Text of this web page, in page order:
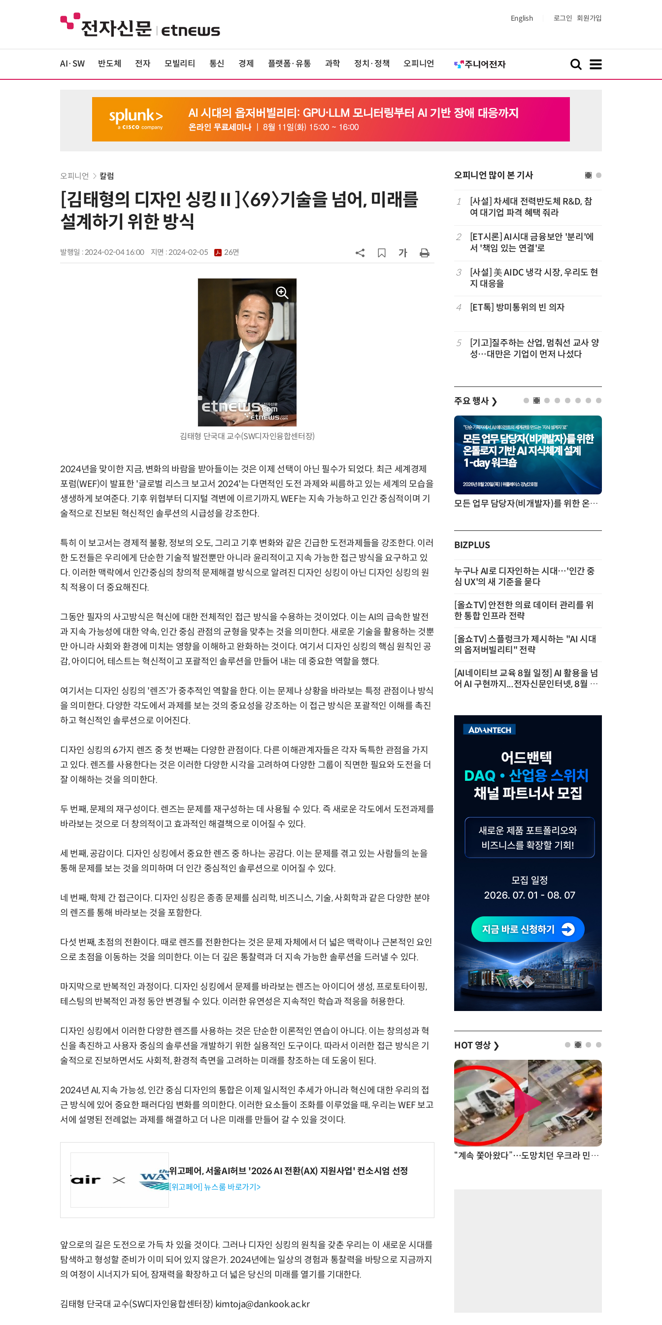
English 로그인 회원가입
AI·SW 반도체 전자 모빌리티 통신 경제 플랫폼·유통 과학 정치·정책 오피니언
오피니언 칼럼
[김태형의 디자인 싱킹Ⅱ]〈69〉기술을 넘어, 미래를
설계하기 위한 방식
발행일 : 2024-02-04 16:00 지면 :2024-02-05 26면
김태형 단국대 교수(SW디자인융합센터장)
2024년을 맞이한 지금, 변화의 바람을 받아들이는 것은 이제 선택이 아닌 필수가 되었다. 최근 세계경제
포럼(WEF)이 발표한 '글로벌 리스크 보고서 2024'는 다면적인 도전 과제와 씨름하고 있는 세계의 모습을
생생하게 보여준다. 기후 위협부터 디지털 격변에 이르기까지, WEF는 지속 가능하고 인간 중심적이며 기
술적으로 진보된 혁신적인 솔루션의 시급성을 강조한다.
특히 이 보고서는 경제적 불황, 정보의 오도, 그리고 기후 변화와 같은 긴급한 도전과제들을 강조한다. 이러
한 도전들은 우리에게 단순한 기술적 발전뿐만 아니라 윤리적이고 지속 가능한 접근 방식을 요구하고 있
다. 이러한 맥락에서 인간중심의 창의적 문제해결 방식으로 알려진 디자인 싱킹이 아닌 디자인 싱킹의 원
칙 적용이 더 중요해진다.
그동안 필자의 사고방식은 혁신에 대한 전체적인 접근 방식을 수용하는 것이었다. 이는 AI의 급속한 발전
과 지속 가능성에 대한 약속, 인간 중심 관점의 균형을 맞추는 것을 의미한다. 새로운 기술을 활용하는 것뿐
만 아니라 사회와 환경에 미치는 영향을 이해하고 완화하는 것이다. 여기서 디자인 싱킹의 핵심 원칙인 공
감, 아이디어, 테스트는 혁신적이고 포괄적인 솔루션을 만들어 내는 데 중요한 역할을 했다.
여기서는 디자인 싱킹의 '렌즈'가 중추적인 역할을 한다. 이는 문제나 상황을 바라보는 특정 관점이나 방식
을 의미한다. 다양한 각도에서 과제를 보는 것의 중요성을 강조하는 이 접근 방식은 포괄적인 이해를 촉진
하고 혁신적인 솔루션으로 이어진다.
디자인 싱킹의 6가지 렌즈 중 첫 번째는 다양한 관점이다. 다른 이해관계자들은 각자 독특한 관점을 가지
고 있다. 렌즈를 사용한다는 것은 이러한 다양한 시각을 고려하여 다양한 그룹이 직면한 필요와 도전을 더
잘 이해하는 것을 의미한다.
두 번째, 문제의 재구성이다. 렌즈는 문제를 재구성하는 데 사용될 수 있다. 즉 새로운 각도에서 도전과제를
바라보는 것으로 더 창의적이고 효과적인 해결책으로 이어질 수 있다.
세 번째, 공감이다. 디자인 싱킹에서 중요한 렌즈 중 하나는 공감다. 이는 문제를 겪고 있는 사람들의 눈을
통해 문제를 보는 것을 의미하며 더 인간 중심적인 솔루션으로 이어질 수 있다.
네 번째, 학제 간 접근이다. 디자인 싱킹은 종종 문제를 심리학, 비즈니스, 기술, 사회학과 같은 다양한 분야
의 렌즈를 통해 바라보는 것을 포함한다.
다섯 번째, 초점의 전환이다. 때로 렌즈를 전환한다는 것은 문제 자체에서 더 넓은 맥락이나 근본적인 요인
으로 초점을 이동하는 것을 의미한다. 이는 더 깊은 통찰력과 더 지속 가능한 솔루션을 드러낼 수 있다.
마지막으로 반복적인 과정이다. 디자인 싱킹에서 문제를 바라보는 렌즈는 아이디어 생성, 프로토타이핑,
테스팅의 반복적인 과정 동안 변경될 수 있다. 이러한 유연성은 지속적인 학습과 적응을 허용한다.
디자인 싱킹에서 이러한 다양한 렌즈를 사용하는 것은 단순한 이론적인 연습이 아니다. 이는 창의성과 혁
신을 촉진하고 사용자 중심의 솔루션을 개발하기 위한 실용적인 도구이다. 따라서 이러한 접근 방식은 기
술적으로 진보하면서도 사회적, 환경적 측면을 고려하는 미래를 창조하는 데 도움이 된다.
2024년 AI, 지속 가능성, 인간 중심 디자인의 통합은 이제 일시적인 추세가 아니라 혁신에 대한 우리의 접
근 방식에 있어 중요한 패러다임 변화를 의미한다. 이러한 요소들이 조화를 이루었을 때, 우리는 WEF 보고
서에 설명된 전례없는 과제를 해결하고 더 나은 미래를 만들어 갈 수 있을 것이다.
위고페어, 서울AI허브 '2026 AI 전환(AX) 지원사업' 컨소시엄 선정
[위고페어] 뉴스룸 바로가기>
앞으로의 길은 도전으로 가득 차 있을 것이다. 그러나 디자인 싱킹의 원칙을 갖춘 우리는 이 새로운 시대를
탐색하고 형성할 준비가 이미 되어 있지 않은가. 2024년에는 일상의 경험과 통찰력을 바탕으로 지금까지
의 여정이 시너지가 되어, 잠재력을 확장하고 더 넓은 당신의 미래를 열기를 기대한다.
김태형 단국대 교수(SW디자인융합센터장) kimtoja@dankook.ac.kr
오피니언 많이 본 기사
6
[사설] AI 패권·산업 활력 제고에 모
협정, '상호인정 체계'라는 다리가 필
1
[사설] 차세대 전력반도체 R&D, 참
여 대기업 파격 혜택 줘라
2
[ET시론] AI시대 금융보안 '분리'에
서 '책임 있는 연결'로
3
[사설] 美 AIDC 냉각 시장, 우리도 현
지 대응을
4 [ET톡] 방미통위의 빈 의자
5
[기고]질주하는 산업, 멈춰선 교사 양
성…대만은 기업이 먼저 나섰다
주요 행사 ❯
AI × Design : UX 디자이너의 5가지 생존 전략과 실전 대응 모든 업무 담당자(비개발자)를 위한 온톨로지 기반 AI 지식체계 설계 1-day 워크숍
BIZPLUS
누구나 AI로 디자인하는 시대…'인간 중
심 UX'의 새 기준을 묻다
[올쇼TV] 안전한 의료 데이터 관리를 위
한 통합 인프라 전략
[올쇼TV] 스플렁크가 제시하는 "AI 시대
의 옵저버빌리티" 전략
[AI네이티브 교육 8월 일정] AI 활용을 넘
어 AI 구현까지...전자신문인터넷, 8월 실
HOT 영상 ❯
“계속 쫓아왔다”…도망치던 우크라 민간인 공격한 러 자폭 드론